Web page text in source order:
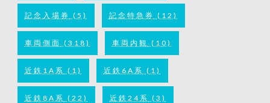
記念入場券 (5) 記念特急券 (12)
車両側面 (318) 車両内観 (10)
近鉄1A系 (1) 近鉄6A系 (1)
近鉄8A系 (22) 近鉄24系 (3)